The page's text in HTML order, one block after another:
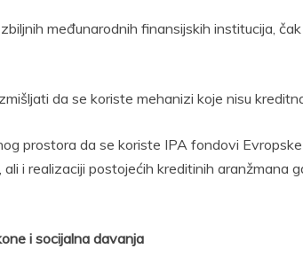
međunarodnih finansijskih institucija,
da se koriste mehanizi koje nisu
prostora da se koriste IPA fondovi
i realizaciji postojećih kreditinih aranžmana
i socijalna davanja